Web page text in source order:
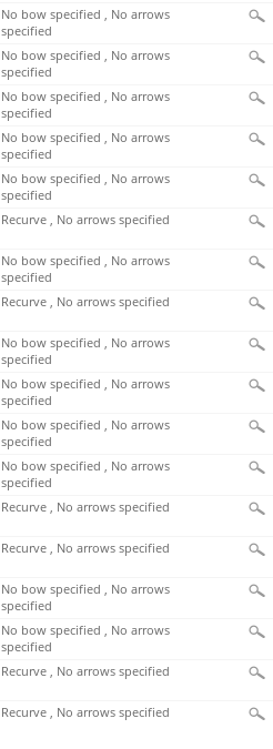
No bow specified , No arrows
specified
No bow specified , No arrows
specified
No bow specified , No arrows
specified
No bow specified , No arrows
specified
No bow specified , No arrows
specified
Recurve , No arrows specified
No bow specified , No arrows
specified
Recurve , No arrows specified
No bow specified , No arrows
specified
No bow specified , No arrows
specified
No bow specified , No arrows
specified
No bow specified , No arrows
specified
Recurve , No arrows specified
Recurve , No arrows specified
No bow specified , No arrows
specified
No bow specified , No arrows
specified
Recurve , No arrows specified
Recurve , No arrows specified